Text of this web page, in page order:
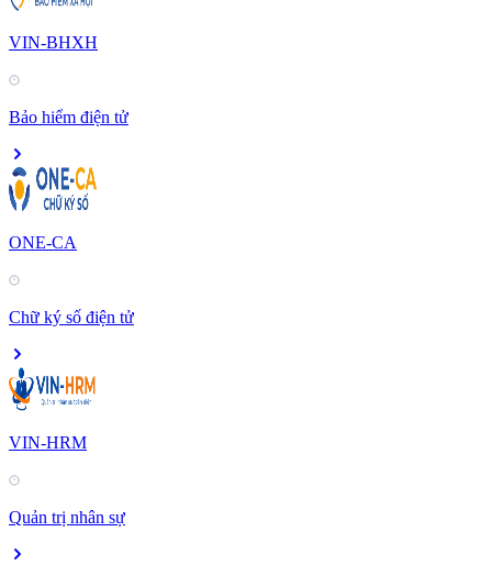
VIN-BHXH
Bảo hiểm điện tử
ONE-CA
Chữ ký số điện tử
VIN-HRM
Quản trị nhân sự